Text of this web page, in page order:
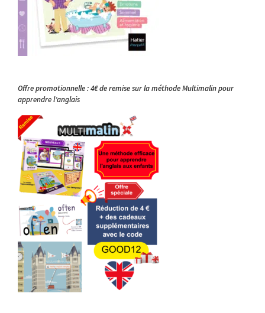
Offre promotionnelle : 4€ de remise sur la méthode Multimalin pour
apprendre l’anglais